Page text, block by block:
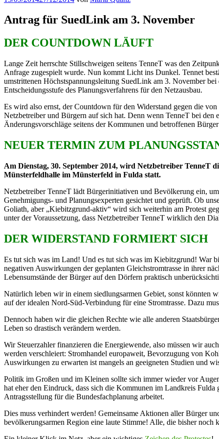
Antrag für SuedLink am 3. November
DER COUNTDOWN LÄUFT
Lange Zeit herrschte Stillschweigen seitens TenneT was den
Anfrage zugespielt wurde. Nun kommt Licht ins Dunkel. Tennet
umstrittenen Höchstspannungsleitung SuedLink am 3. November
Entscheidungsstufe des Planungsverfahrens für den Netzausbau.
Es wird also ernst, der Countdown für den Widerstand gegen die
Netzbetreiber und Bürgern auf sich hat. Denn wenn TenneT bei
Änderungsvorschläge seitens der Kommunen und betroffenen
NEUER TERMIN ZUM
Am Dienstag, 30. September 2014, wird Netzbetreiber TenneT
Münsterfeldhalle im Münsterfeld in Fulda statt.
Netzbetreiber TenneT lädt Bürgerinitiativen und Bevölkerung ein,
Genehmigungs- und Planungsexperten gesichtet und geprüft. Ob
Goliath, aber „Kiebitzgrund-aktiv“ wird sich weiterhin am Protest
unter der Voraussetzung, dass Netzbetreiber TenneT wirklich den
DER WIDERSTAND FORMIERT SICH
Es tut sich was im Land! Und es tut sich was im Kiebitzgrund! War
negativen Auswirkungen der geplanten Gleichstromtrasse in ihrer
Lebensumstände der Bürger auf den Dörfern praktisch
Natürlich leben wir in einem siedlungsarmen Gebiet, sonst könnten
auf der idealen Nord-Süd-Verbindung für eine Stromtrasse. Dazu
Dennoch haben wir die gleichen Rechte wie alle anderen
Leben so drastisch verändern werden.
Wir Steuerzahler finanzieren die Energiewende, also müssen wir
werden verschleiert: Stromhandel europaweit, Bevorzugung von
Auswirkungen zu erwarten ist mangels an geeigneten Studien und
Politik im Großen und im Kleinen sollte sich immer wieder vor
hat eher den Eindruck, dass sich die Kommunen im Landkreis
Antragsstellung für die Bundesfachplanung arbeitet.
Dies muss verhindert werden! Gemeinsame Aktionen aller Bürger
bevölkerungsarmen Region eine laute Stimme! Alle, die bisher noch